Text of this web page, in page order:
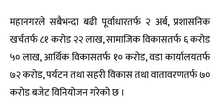
महानगरले सबैभन्दा बढी पूर्वाधारतर्फ २ अर्ब, प्रशासनिक
खर्चतर्फ ८१ करोड २२ लाख, सामाजिक विकासतर्फ ६ करोड
५० लाख, आर्थिक विकासतर्फ १० करोड, वडा कार्यालयतर्फ
७२ करोड, पर्यटन तथा सहरी विकास तथा वातावरणतर्फ ७०
करोड बजेट विनियोजन गरेको छ ।